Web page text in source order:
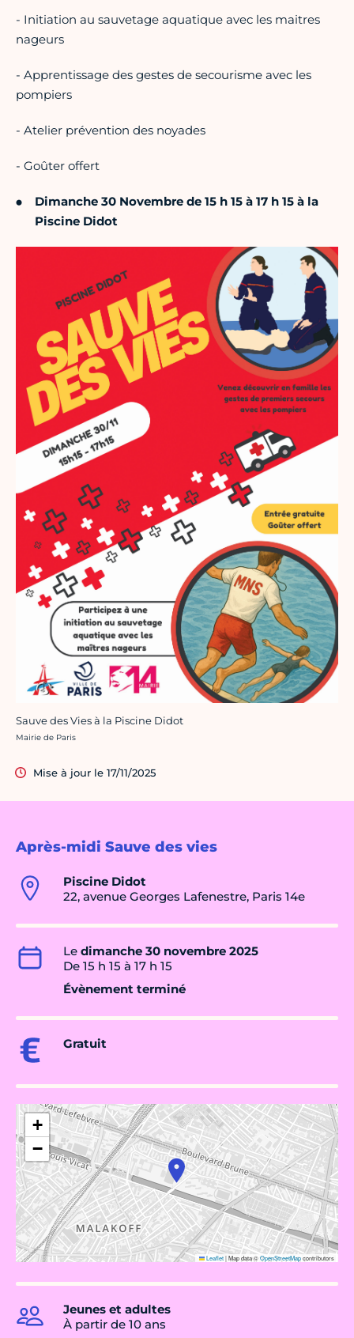
Après-midi Sauve des vies
Piscine Didot
22, avenue Georges Lafenestre, Paris 14e
Le dimanche 30 novembre 2025
De 15 h 15 à 17 h 15
Évènement terminé
Gratuit
+
−
Leaflet|Map data ©OpenStreetMapcontributors
Jeunes et adultes
À partir de 10 ans
- Initiation au sauvetage aquatique avec les maitres
nageurs
- Apprentissage des gestes de secourisme avec les
pompiers
- Atelier prévention des noyades
- Goûter offert
Dimanche 30 Novembre de 15 h 15 à 17 h 15 à la
Piscine Didot
Sauve des Vies à la Piscine Didot
Crédit photo :
Mairie de Paris
Mise à jour le 17/11/2025